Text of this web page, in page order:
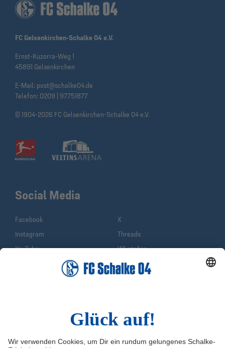
FC Gelsenkirchen-Schalke 04 e.V.
Ernst-Kuzorra-Weg 1
45891 Gelsenkirchen
E-Mail: post@schalke04.de
Telefon: 0209 | 97751877
© 1904-2026 FC Gelsenkirchen-Schalke 04 e.V.
Social Media
Facebook
X
Instagram
Threads
YouTube
WhatsApp
Sina Weibo